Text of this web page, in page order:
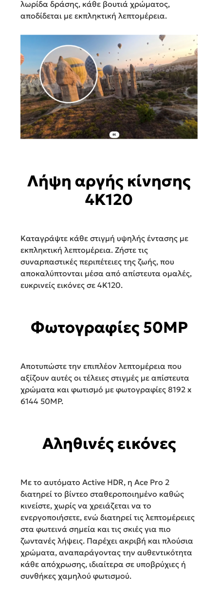
λωρίδα δράσης, κάθε βουτιά χρώματος,
αποδίδεται με εκπληκτική λεπτομέρεια.
Λήψη αργής κίνησης
4Κ120
Καταγράψτε κάθε στιγμή υψηλής έντασης με
εκπληκτική λεπτομέρεια. Ζήστε τις
συναρπαστικές περιπέτειες της ζωής, που
αποκαλύπτονται μέσα από απίστευτα ομαλές,
ευκρινείς εικόνες σε 4K120.
Φωτογραφίες 50MP
Αποτυπώστε την επιπλέον λεπτομέρεια που
αξίζουν αυτές οι τέλειες στιγμές με απίστευτα
χρώματα και φωτισμό με φωτογραφίες 8192 x
6144 50MP.
Αληθινές εικόνες
Με το αυτόματο Active HDR, η Ace Pro 2
διατηρεί το βίντεο σταθεροποιημένο καθώς
κινείστε, χωρίς να χρειάζεται να το
ενεργοποιήσετε, ενώ διατηρεί τις λεπτομέρειες
στα φωτεινά σημεία και τις σκιές για πιο
ζωντανές λήψεις. Παρέχει ακριβή και πλούσια
χρώματα, αναπαράγοντας την αυθεντικότητα
κάθε απόχρωσης, ιδιαίτερα σε υποβρύχιες ή
συνθήκες χαμηλού φωτισμού.